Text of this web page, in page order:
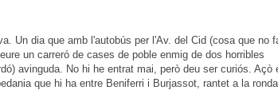
Un dia que amb l'autobús per l'Av. del Cid (cosa que no
un carreró de cases de poble enmig de dos horribles
avinguda. No hi he entrat mai, però deu ser curiós. Açò
que hi ha entre Beniferri i Burjassot, rantet a la ronda